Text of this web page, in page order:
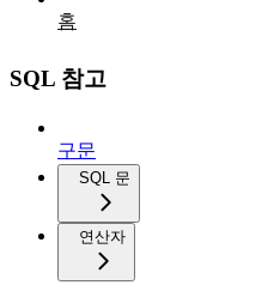
홈
SQL 참고
구문
SQL 문
연산자